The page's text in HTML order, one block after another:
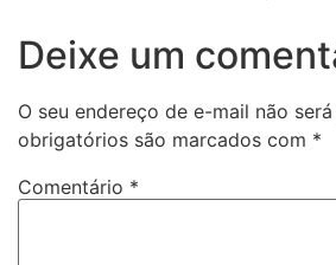
Deixe um
O seu endereço de e-mail não
obrigatórios são marcados com *
Comentário *